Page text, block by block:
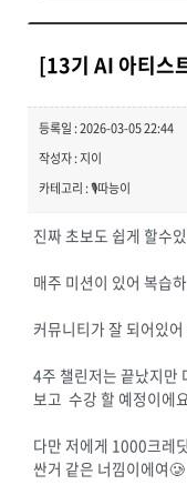
[13기 AI 아티스
등록일 : 2026-03-05 22:44
작성자 : 지이
카테고리 : 🎙️따능이
진짜 초보도 쉽게 할수
매주 미션이 있어 복습
커뮤니티가 잘 되어있
4주 챌린저는 끝났지만
보고 수강 할 예정이에
다만 저에게 1000크레
싼거 같은 너낌이에여🥲